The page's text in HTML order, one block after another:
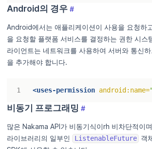
Android의 경우 #
Android에서는 애플리케이션이 사용을 요청하
을 요청할 플랫폼 서비스를 결정하는 권한 시스
라이언트는 네트워크를 사용하여 서버와 통신
을 추가해야 합니다.
<uses-permission android:name=
비동기 프로그래밍 #
많은 Nakama API가 비동기식이rh 비차단적이
라이브러리의 일부인
ListenableFuture 객